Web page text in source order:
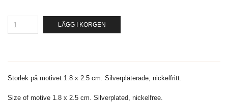
LÄGG I KORGEN
Storlek på motivet 1.8 x 2.5 cm. Silverpläterade, nickelfritt.
Size of motive 1.8 x 2.5 cm. Silverplated, nickelfree.